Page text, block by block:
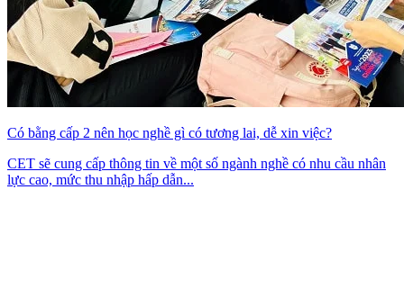
Có bằng cấp 2 nên học nghề gì có tương lai, dễ xin việc?
CET sẽ cung cấp thông tin về một số ngành nghề có nhu cầu nhân
lực cao, mức thu nhập hấp dẫn...